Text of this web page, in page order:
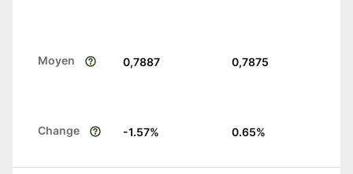
Moyen 0,7887 0,7875
Change -1.57% 0.65%